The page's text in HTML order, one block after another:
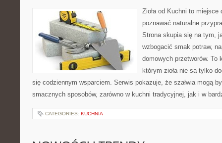
Zioła od Kuchni to
poznawać naturalne
Strona skupia się na tym,
wzbogacić smak potraw,
domowych przetworów. To
którym zioła nie są tylko
się codziennym wsparciem. Serwis pokazuje, że szałwia mogą
smacznych sposobów, zarówno w kuchni tradycyjnej, jak i w
CATEGORIES: KUCHNIA